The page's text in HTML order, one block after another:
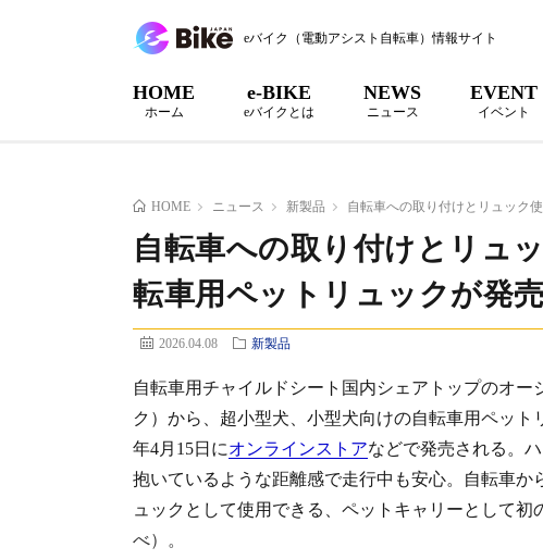
eバイク（電動アシスト自転車）情報サイト
HOME
ホーム
e-BIKE
eバイクとは
NEWS
ニュース
EVENT
イベント
HOME ニュース 新製品 自転車への取り付けとリュック
自転車への取り付けとリュ
転車用ペットリュックが発売
2026.04.08 新製品
自転車用チャイルドシート国内シェアトップのオ
ク）から、超小型犬、小型犬向けの自転車用ペッ
年4月15日にオンラインストアなどで発売される。
抱いているような距離感で走行中も安心。自転車
ュックとして使用できる、ペットキャリーとして
べ）。